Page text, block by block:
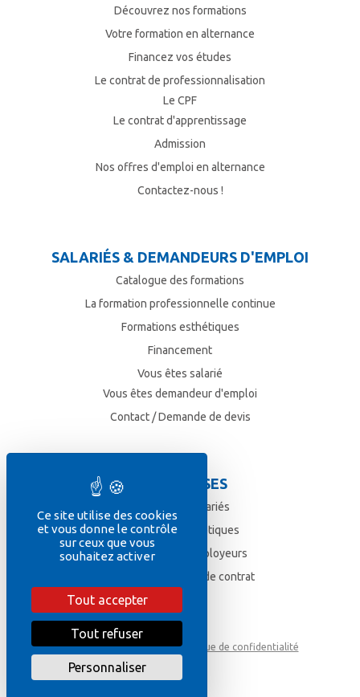
Découvrez nos formations
Votre formation en alternance
Financez vos études
Le contrat de professionnalisation
Le CPF
Le contrat d'apprentissage
Admission
Nos offres d'emploi en alternance
Contactez-nous !
SALARIÉS & DEMANDEURS D'EMPLOI
Catalogue des formations
La formation professionnelle continue
Formations esthétiques
Financement
Vous êtes salarié
Vous êtes demandeur d'emploi
Contact / Demande de devis
ENTREPRISES
Formez vos salariés
Formations esthétiques
Vos avantages employeurs
Déposez une offre de contrat
Mentions légales Politique de confidentialité
Ce site utilise des cookies
et vous donne le contrôle
sur ceux que vous
souhaitez activer
Tout accepter
Tout refuser
Personnaliser